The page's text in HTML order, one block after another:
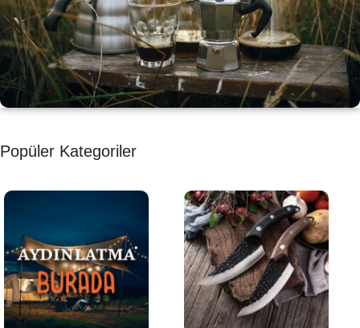
KAHVE KEYFİ
Kahvemizi Denediniz mi ?
Keşfet
Popüler Kategoriler